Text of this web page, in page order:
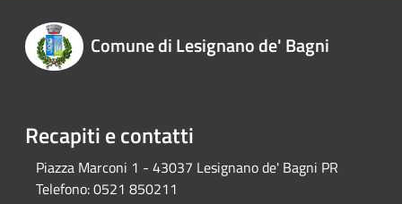
Comune di Lesignano de' Bagni
Recapiti e contatti
Piazza Marconi 1 - 43037 Lesignano de' Bagni PR
Telefono:0521 850211